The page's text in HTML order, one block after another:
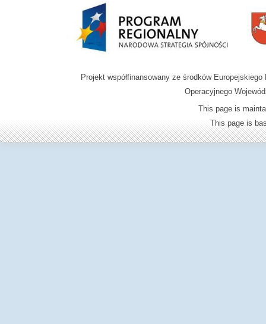
Projekt współfinansowany ze środków
Operacyjnego
This page is
This page is